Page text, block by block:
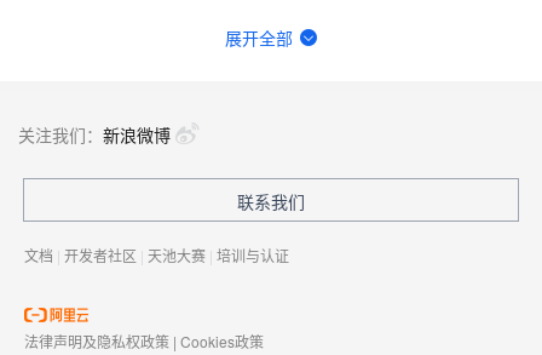
展开全部
关注我们： 新浪微博
联系我们
文档 | 开发者社区 | 天池大赛 | 培训与认证
法律声明及隐私权政策 | Cookies政策